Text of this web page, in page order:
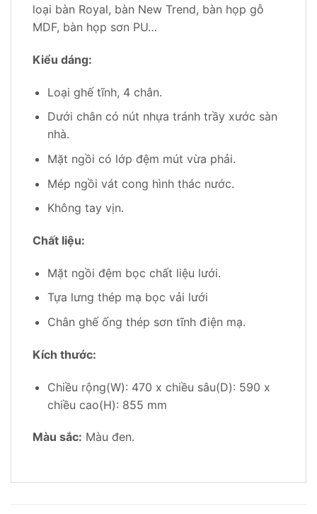
loại bàn Royal, bàn New Trend, bàn họp gỗ
MDF, bàn họp sơn PU…
Kiểu dáng:
Loại ghế tĩnh, 4 chân.
Dưới chân có nút nhựa tránh trầy xước sàn
nhà.
Mặt ngồi có lớp đệm mút vừa phải.
Mép ngồi vát cong hình thác nước.
Không tay vịn.
Chất liệu:
Mặt ngồi đệm bọc chất liệu lưới.
Tựa lưng thép mạ bọc vải lưới
Chân ghế ống thép sơn tĩnh điện mạ.
Kích thước:
Chiều rộng(W): 470 x chiều sâu(D): 590 x
chiều cao(H): 855 mm
Màu sắc: Màu đen.